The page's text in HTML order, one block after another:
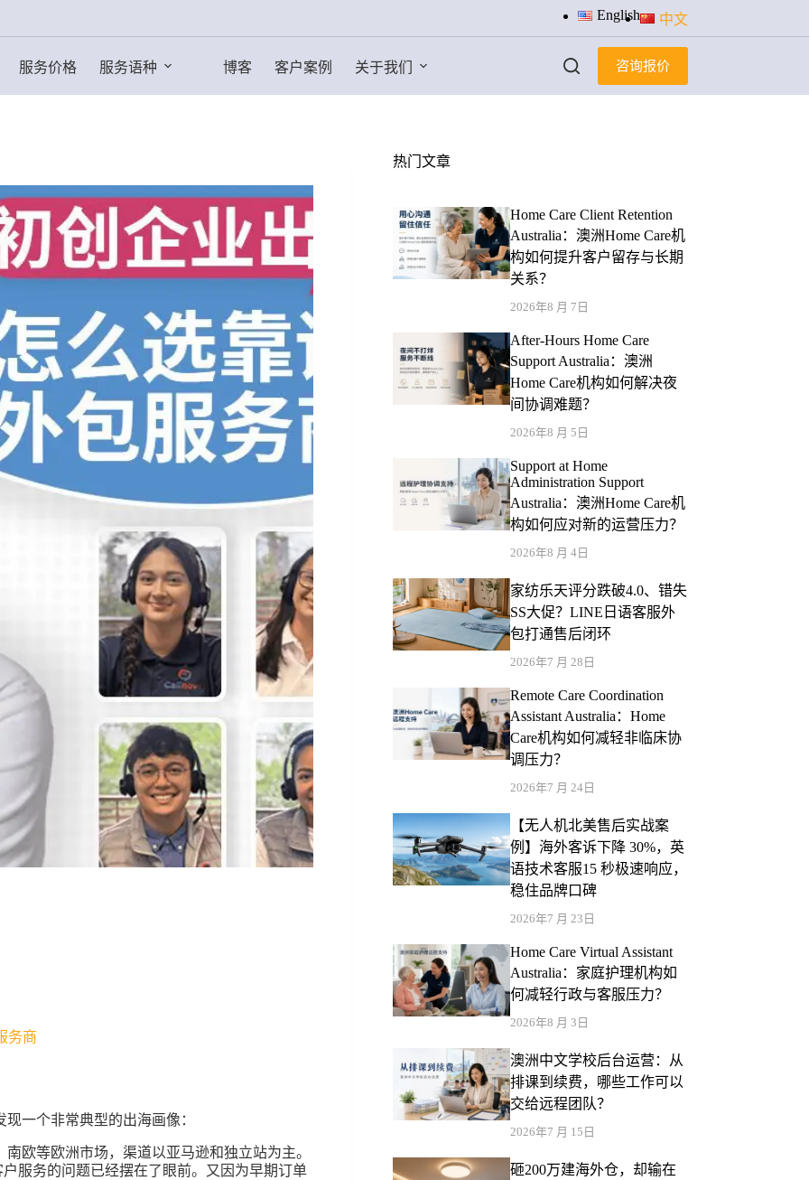
English 中文
服务价格 服务语种 博客 客户案例 关于我们 咨询报价
务商
一个非常典型的出海画像：
欧等欧洲市场，渠道以亚马逊和独立站为主。
服务的问题已经摆在了眼前。又因为早期订单
热门文章
Home Care Client Retention
Australia：澳洲Home Care机
构如何提升客户留存与长期
关系？
2026年8 月 7日
After-Hours Home Care
Support Australia：澳洲
Home Care机构如何解决夜
间协调难题？
2026年8 月 5日
Support at Home
Administration Support
Australia：澳洲Home Care机
构如何应对新的运营压力？
2026年8 月 4日
家纺乐天评分跌破4.0、错失
SS大促？LINE日语客服外
包打通售后闭环
2026年7 月 28日
Remote Care Coordination
Assistant Australia：Home
Care机构如何减轻非临床协
调压力？
2026年7 月 24日
【无人机北美售后实战案
例】海外客诉下降 30%，英
语技术客服15 秒极速响应，
稳住品牌口碑
2026年7 月 23日
Home Care Virtual Assistant
Australia：家庭护理机构如
何减轻行政与客服压力？
2026年8 月 3日
澳洲中文学校后台运营：从
排课到续费，哪些工作可以
交给远程团队？
2026年7 月 15日
砸200万建海外仓，却输在